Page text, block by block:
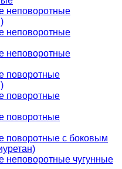
неповоротные
неповоротные
неповоротные
поворотные
поворотные
поворотные
поворотные с боковым
неповоротные чугунные